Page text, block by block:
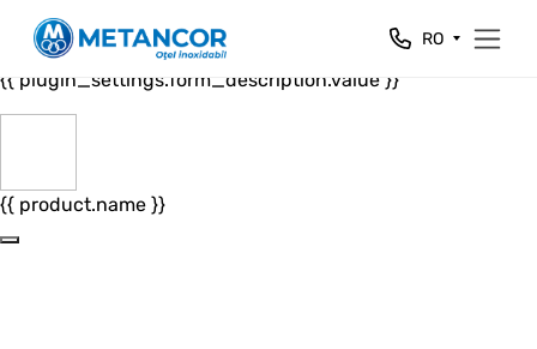
Close
{{ plugin_settings.form_header.value }}
{{ plugin_settings.form_description.value }}
{{ product.name }}
RO